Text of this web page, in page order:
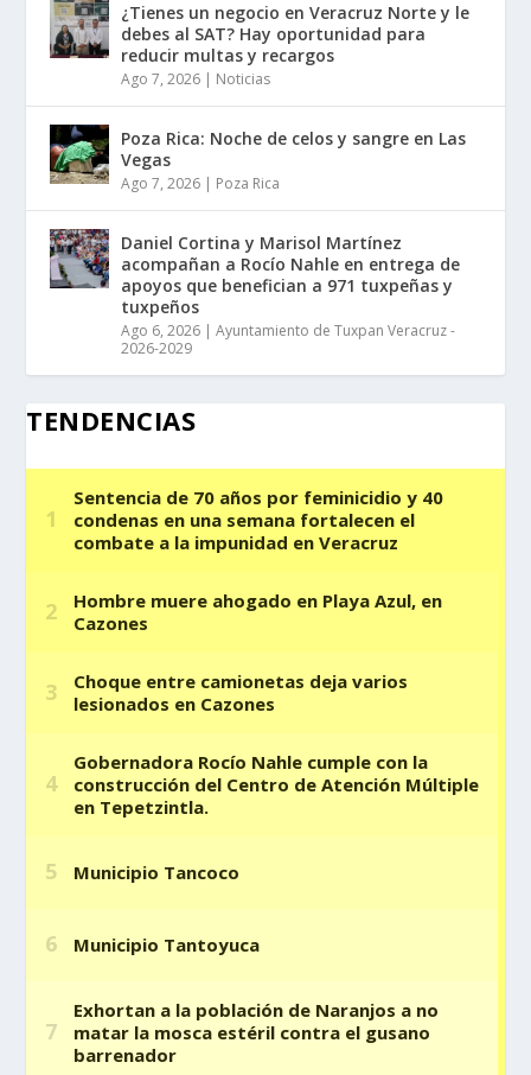
¿Tienes un negocio en Veracruz Norte y le
debes al SAT? Hay oportunidad para
reducir multas y recargos
Ago 7, 2026 | Noticias
Poza Rica: Noche de celos y sangre en Las
Vegas
Ago 7, 2026 | Poza Rica
Daniel Cortina y Marisol Martínez
acompañan a Rocío Nahle en entrega de
apoyos que benefician a 971 tuxpeñas y
tuxpeños
Ago 6, 2026 |Ayuntamiento de Tuxpan Veracruz -
2026-2029
TENDENCIAS